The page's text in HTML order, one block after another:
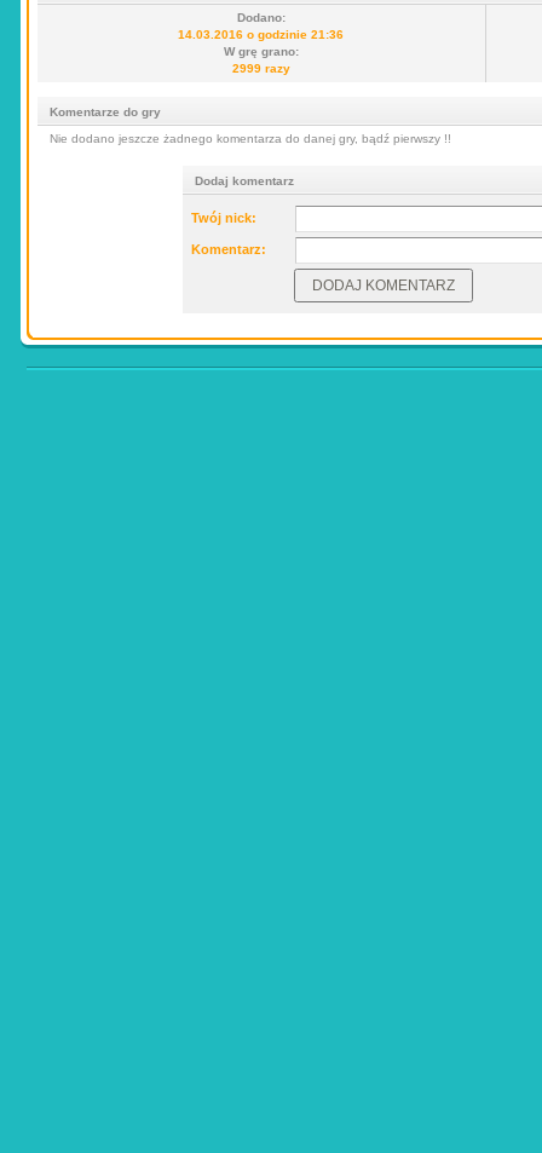
Dodano:
14.03.2016 o godzinie 21:36
W grę grano:
2999 razy
Komentarze do gry
Nie dodano jeszcze żadnego komentarza do danej gry, bądź pierwszy !!
Dodaj komentarz
Twój nick:
Komentarz: